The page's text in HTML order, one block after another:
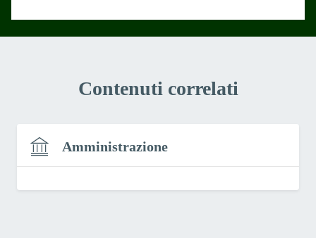
Contenuti correlati
Amministrazione